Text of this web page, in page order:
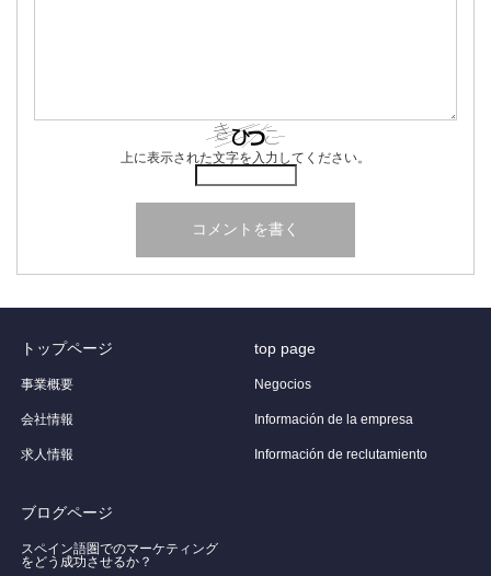
上に表示された文字を入力してください。
トップページ
事業概要
会社情報
求人情報
top page
Negocios
Información de la empresa
Información de reclutamiento
ブログページ
スペイン語圏でのマーケティング
をどう成功させるか？